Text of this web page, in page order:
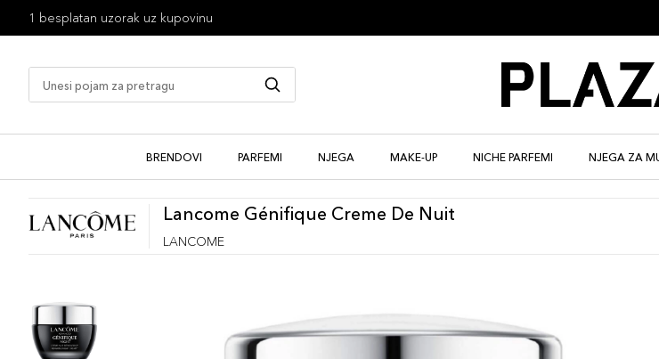
1 besplatan uzorak uz kupovinu
BRENDOVI PARFEMI NJEGA MAKE-UP NICHE PARFEMI NJEGA ZA
Lancome Génifique Creme De Nuit
LANCOME